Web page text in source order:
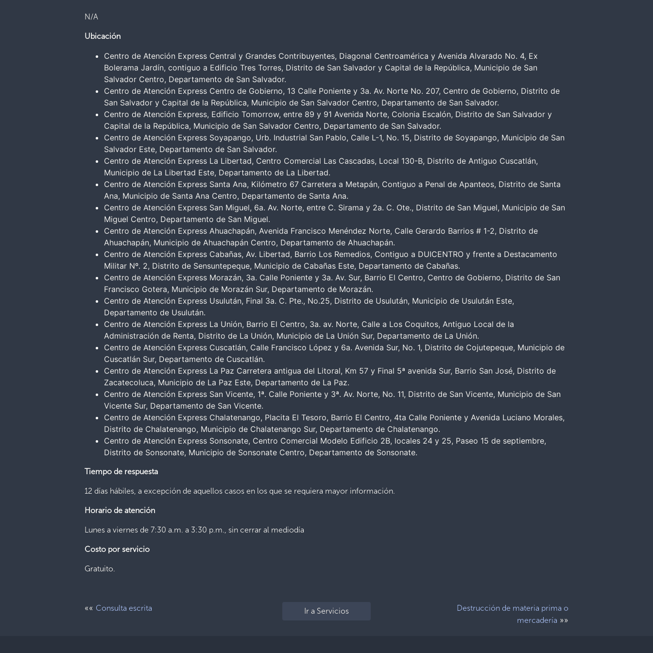
N/A
Ubicación
Centro de Atención Express Central y Grandes Contribuyentes, Diagonal Centroamérica y Avenida Alvarado No. 4, Ex
Bolerama Jardín, contiguo a Edificio Tres Torres, Distrito de San Salvador y Capital de la República, Municipio de San
Salvador Centro, Departamento de San Salvador.
Centro de Atención Express Centro de Gobierno, 13 Calle Poniente y 3a. Av. Norte No. 207, Centro de Gobierno, Distrito de
San Salvador y Capital de la República, Municipio de San Salvador Centro, Departamento de San Salvador.
Centro de Atención Express, Edificio Tomorrow, entre 89 y 91 Avenida Norte, Colonia Escalón, Distrito de San Salvador y
Capital de la República, Municipio de San Salvador Centro, Departamento de San Salvador.
Centro de Atención Express Soyapango, Urb. Industrial San Pablo, Calle L-1, No. 15, Distrito de Soyapango, Municipio de San
Salvador Este, Departamento de San Salvador.
Centro de Atención Express La Libertad, Centro Comercial Las Cascadas, Local 130-B, Distrito de Antiguo Cuscatlán,
Municipio de La Libertad Este, Departamento de La Libertad.
Centro de Atención Express Santa Ana, Kilómetro 67 Carretera a Metapán, Contiguo a Penal de Apanteos, Distrito de Santa
Ana, Municipio de Santa Ana Centro, Departamento de Santa Ana.
Centro de Atención Express San Miguel, 6a. Av. Norte, entre C. Sirama y 2a. C. Ote., Distrito de San Miguel, Municipio de San
Miguel Centro, Departamento de San Miguel.
Centro de Atención Express Ahuachapán, Avenida Francisco Menéndez Norte, Calle Gerardo Barrios # 1-2, Distrito de
Ahuachapán, Municipio de Ahuachapán Centro, Departamento de Ahuachapán.
Centro de Atención Express Cabañas, Av. Libertad, Barrio Los Remedios, Contiguo a DUICENTRO y frente a Destacamento
Militar Nº. 2, Distrito de Sensuntepeque, Municipio de Cabañas Este, Departamento de Cabañas.
Centro de Atención Express Morazán, 3a. Calle Poniente y 3a. Av. Sur, Barrio El Centro, Centro de Gobierno, Distrito de San
Francisco Gotera, Municipio de Morazán Sur, Departamento de Morazán.
Centro de Atención Express Usulután, Final 3a. C. Pte., No.25, Distrito de Usulután, Municipio de Usulután Este,
Departamento de Usulután.
Centro de Atención Express La Unión, Barrio El Centro, 3a. av. Norte, Calle a Los Coquitos, Antiguo Local de la
Administración de Renta, Distrito de La Unión, Municipio de La Unión Sur, Departamento de La Unión.
Centro de Atención Express Cuscatlán, Calle Francisco López y 6a. Avenida Sur, No. 1, Distrito de Cojutepeque, Municipio de
Cuscatlán Sur, Departamento de Cuscatlán.
Centro de Atención Express La Paz Carretera antigua del Litoral, Km 57 y Final 5ª avenida Sur, Barrio San José, Distrito de
Zacatecoluca, Municipio de La Paz Este, Departamento de La Paz.
Centro de Atención Express San Vicente, 1ª. Calle Poniente y 3ª. Av. Norte, No. 11, Distrito de San Vicente, Municipio de San
Vicente Sur, Departamento de San Vicente.
Centro de Atención Express Chalatenango, Placita El Tesoro, Barrio El Centro, 4ta Calle Poniente y Avenida Luciano Morales,
Distrito de Chalatenango, Municipio de Chalatenango Sur, Departamento de Chalatenango.
Centro de Atención Express Sonsonate, Centro Comercial Modelo Edificio 2B, locales 24 y 25, Paseo 15 de septiembre,
Distrito de Sonsonate, Municipio de Sonsonate Centro, Departamento de Sonsonate.
Tiempo de respuesta
12 días hábiles, a excepción de aquellos casos en los que se requiera mayor información.
Horario de atención
Lunes a viernes de 7:30 a.m. a 3:30 p.m., sin cerrar al mediodía
Costo por servicio
Gratuito.
«« Consulta escrita Ir a Servicios
Destrucción de materia prima o
mercadería »»